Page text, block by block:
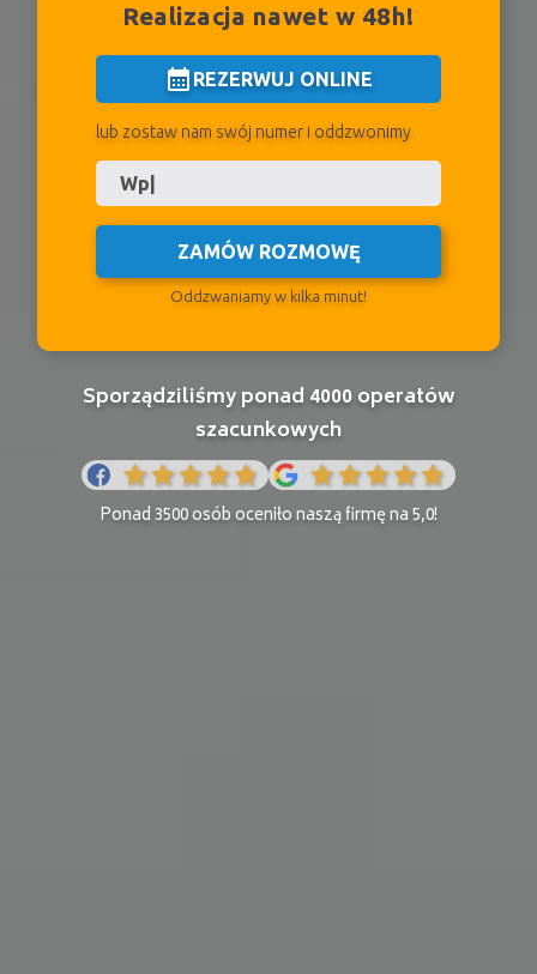
Realizacja nawet w 48h!
calendar_monthREZERWUJ ONLINE
lub zostaw nam swój numer i oddzwonimy
ZAMÓW ROZMOWĘ
Oddzwaniamy w kilka minut!
Sporządziliśmy ponad 4000 operatów
szacunkowych
Ponad 3500 osób oceniło naszą firmę na 5,0!